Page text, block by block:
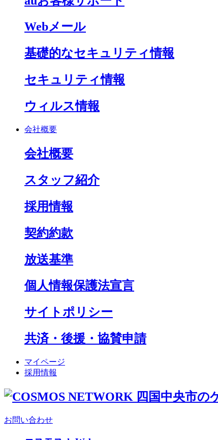
Webメール
基礎的なセキュリティ情報
セキュリティ情報
ウィルス情報
会社概要
会社概要
スタッフ紹介
採用情報
契約約款
放送基準
個人情報保護法宣言
サイトポリシー
共済・後援・協賛申請
マイページ
採用情報
お問い合わせ